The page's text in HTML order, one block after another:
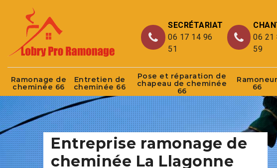
SECRÉTARIAT
06 17 14 96
51
06 21
59
Ramonage de
cheminée 66
Entretien de
cheminée 66
Pose et réparation de
chapeau de cheminée
66
Ramoneur
66
Entreprise ramonage de
cheminée La Llagonne